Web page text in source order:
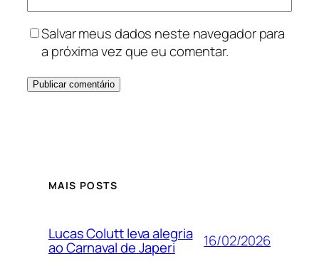
Salvar meus dados neste navegador para
a próxima vez que eu comentar.
MAIS POSTS
Lucas Colutt leva alegria
ao Carnaval de Japeri 16/02/2026